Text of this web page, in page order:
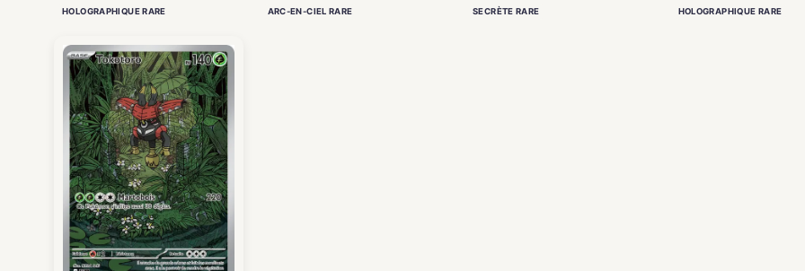
HOLOGRAPHIQUE RARE ARC-EN-CIEL RARE SECRÈTE RARE HOLOGRAPHIQUE RARE